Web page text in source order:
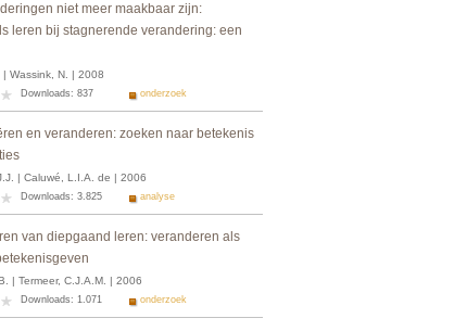
niet meer maakbaar zijn:
leren bij stagnerende verandering: een
| Wassink, N. | 2008
Downloads: 837 onderzoek
en veranderen: zoeken naar betekenis
| Caluwé, L.I.A. de | 2006
Downloads: 3.825 analyse
van diepgaand leren: veranderen als
| Termeer, C.J.A.M. | 2006
Downloads: 1.071 onderzoek